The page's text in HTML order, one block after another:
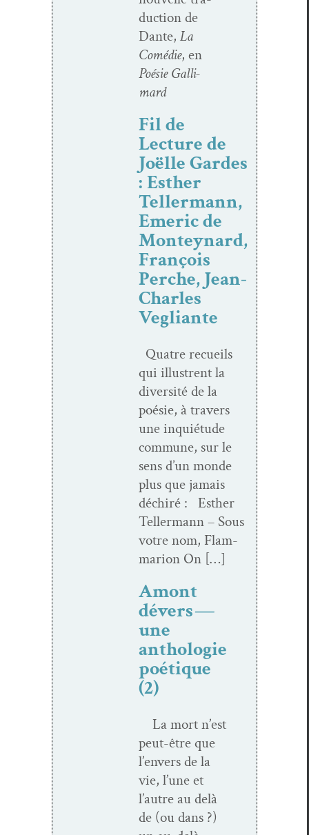
duc­tion de
Dante, La
Comédie, en
Poésie Gal­li­
mard
Fil de
Lecture de
Joëlle Gardes
: Esther
Tellermann,
Emeric de
Monteynard,
François
Perche, Jean-
Charles
Vegliante
Qua­tre recueils
qui illus­trent la
diver­sité de la
poésie, à tra­vers
une inquié­tude
com­mune, sur le
sens d’un monde
plus que jamais
déchiré : Esther
Teller­mann – Sous
votre nom, Flam­
mar­i­on On […]
Amont
dévers —
une
anthologie
poétique
(2)
La mort n’est
peut-être que
l’envers de la
vie, l’une et
l’autre au delà
de (ou dans ?)